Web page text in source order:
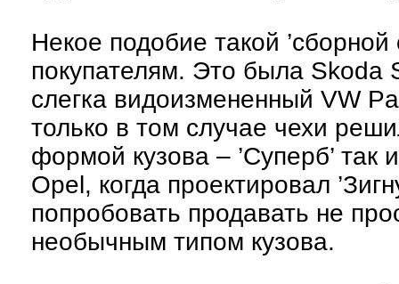
Некое подобие такой ’сборной
покупателям. Это была Skoda
слегка видоизмененный VW
только в том случае чехи
формой кузова – ’Суперб’ так
Opel, когда проектировал
попробовать продавать не
необычным типом кузова.